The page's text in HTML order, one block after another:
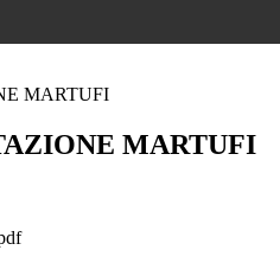
MARTUFI
MARTUFI